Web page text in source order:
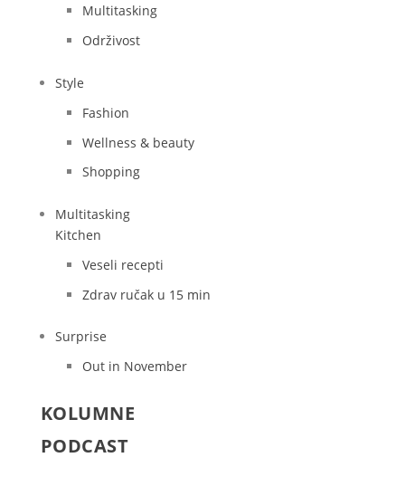
Multitasking
Održivost
Style
Fashion
Wellness & beauty
Shopping
Multitasking
Kitchen
Veseli recepti
Zdrav ručak u 15 min
Surprise
Out in November
KOLUMNE
PODCAST